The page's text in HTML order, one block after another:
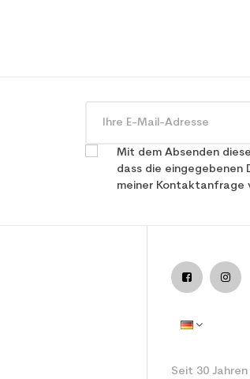
Mit dem Absenden
dass die eingegebenen
meiner Kontaktanfrage
Seit 30